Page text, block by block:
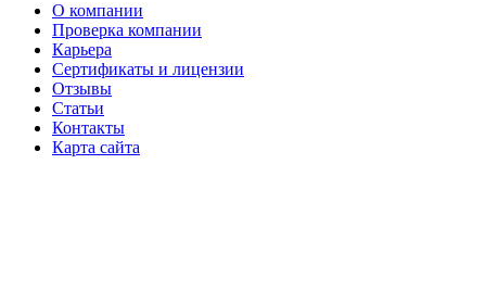
О компании
Проверка компании
Карьера
Сертификаты и лицензии
Отзывы
Статьи
Контакты
Карта сайта